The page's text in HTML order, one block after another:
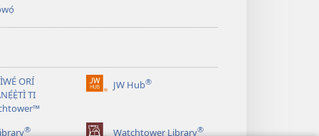
ORÍ
TI
JW Hub®
(opens
® Watchtower Library®